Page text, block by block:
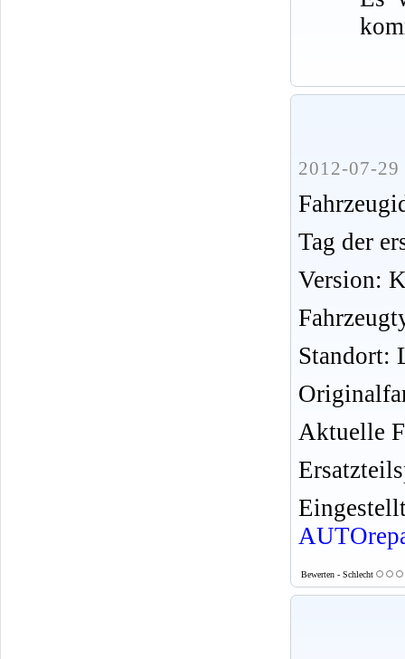
2012-07-29
Tag der
Version:
Standort:
Aktuelle
Bewerten - Schlecht